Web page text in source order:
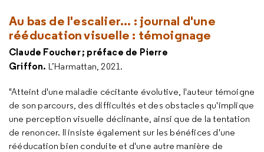
Au bas de l'escalier... : journal d'une
rééducation visuelle : témoignage
Claude Foucher ; préface de Pierre
Griffon. L’Harmattan, 2021.
"Atteint d'une maladie cécitante évolutive, l'auteur témoigne
de son parcours, des difficultés et des obstacles qu'implique
une perception visuelle déclinante, ainsi que de la tentation
de renoncer. Il insiste également sur les bénéfices d'une
rééducation bien conduite et d'une autre manière de